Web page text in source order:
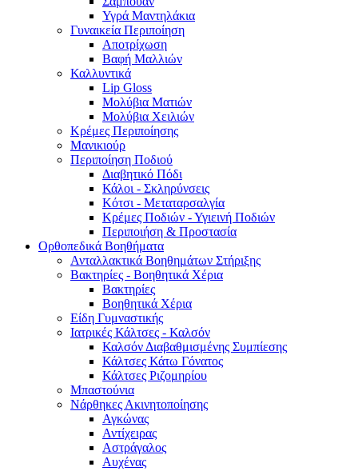
Υγρά Μαντηλάκια
Γυναικεία Περιποίηση
Αποτρίχωση
Βαφή Μαλλιών
Καλλυντικά
Lip Gloss
Μολύβια Ματιών
Μολύβια Χειλιών
Κρέμες Περιποίησης
Μανικιούρ
Περιποίηση Ποδιού
Διαβητικό Πόδι
Κάλοι - Σκληρύνσεις
Κότσι - Μεταταρσαλγία
Κρέμες Ποδιών - Υγιεινή Ποδιών
Περιποιήση & Προστασία
Ορθοπεδικά Βοηθήματα
Ανταλλακτικά Βοηθημάτων Στήριξης
Βακτηρίες - Βοηθητικά Χέρια
Βακτηρίες
Βοηθητικά Χέρια
Είδη Γυμναστικής
Ιατρικές Κάλτσες - Καλσόν
Καλσόν Διαβαθμισμένης Συμπίεσης
Κάλτσες Κάτω Γόνατος
Κάλτσες Ριζομηρίου
Μπαστούνια
Νάρθηκες Ακινητοποίησης
Αγκώνας
Αντίχειρας
Αστράγαλος
Αυχένας